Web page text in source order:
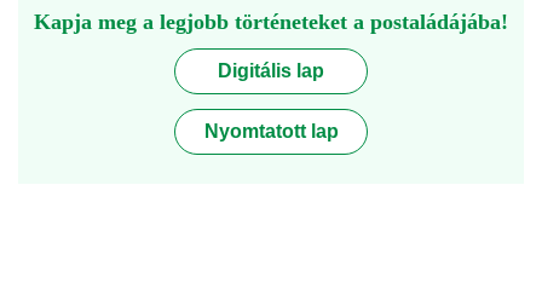
Kapja meg a legjobb történeteket a postaládájába!
Digitális lap
Nyomtatott lap